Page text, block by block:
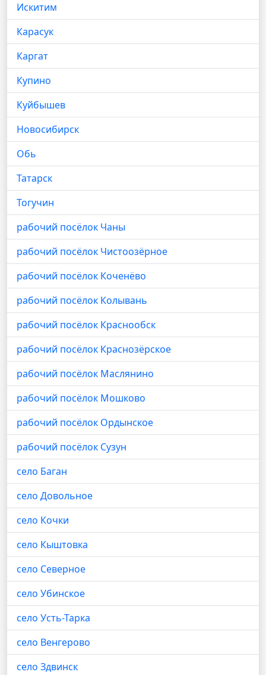
Искитим
Карасук
Каргат
Купино
Куйбышев
Новосибирск
Обь
Татарск
Тогучин
рабочий посёлок Чаны
рабочий посёлок Чистоозёрное
рабочий посёлок Коченёво
рабочий посёлок Колывань
рабочий посёлок Краснообск
рабочий посёлок Краснозёрское
рабочий посёлок Маслянино
рабочий посёлок Мошково
рабочий посёлок Ордынское
рабочий посёлок Сузун
село Баган
село Довольное
село Кочки
село Кыштовка
село Северное
село Убинское
село Усть-Тарка
село Венгерово
село Здвинск